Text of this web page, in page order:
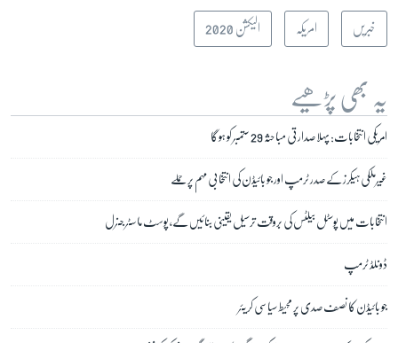
خبریں امریکہ الیکشن 2020
یہ بھی پڑھیے
امریکی انتخابات: پہلا صدارتی مباحثہ 29 ستمبر کو ہو گا
غیرملکی ہیکرز کے صدر ٹرمپ اور جو بائیڈن کی انتخابی مہم پر حملے
انتخابات میں پوسٹل بیلٹس کی بروقت ترسیل یقینی بنائیں گے، پوسٹ ماسٹر جنرل
ڈونلڈ ٹرمپ
جو بائیڈن کا نصف صدی پر محیط سیاسی کریئر